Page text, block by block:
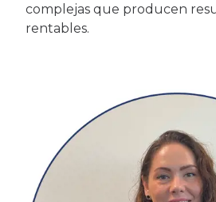
complejas que producen
rentables.